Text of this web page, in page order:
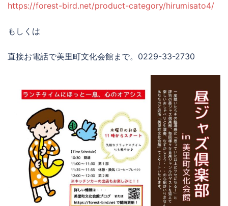
https://forest-bird.net/product-category/hirumisato4/
もしくは
直接お電話で美里町文化会館まで。0229-33-2730